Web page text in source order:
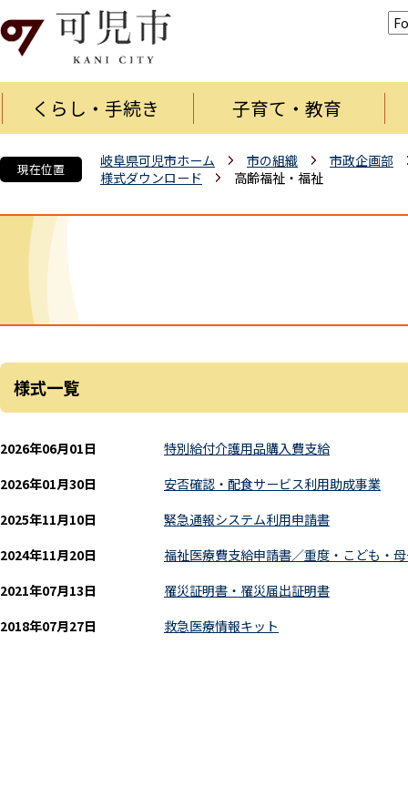
くらし・手続き 子育て・教育
現在位置 岐阜県可児市ホーム 市の組織
市政企画部
様式ダウンロード
高齢福祉・福祉
様式一覧
2026年06月01日
特別給付介護用品購入費支給
2026年01月30日
安否確認・配食サービス利用助成事業
2025年11月10日
緊急通報システム利用申請書
2024年11月20日
福祉医療費支給申請書／重度・こども・
2021年07月13日
罹災証明書・罹災届出証明書
2018年07月27日
救急医療情報キット